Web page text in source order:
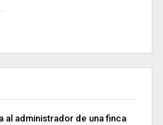
al administrador de una finca